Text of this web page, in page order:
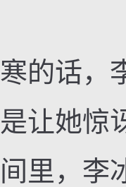
话，
让她惊
里，李